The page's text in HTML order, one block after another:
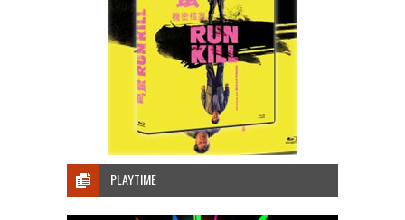
PLAYTIME